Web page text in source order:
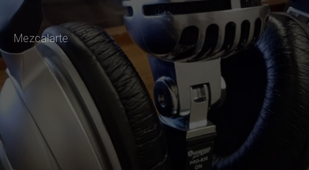
Mezcalarte